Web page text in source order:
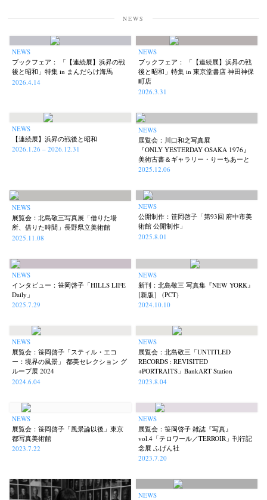
NEWS
NEWS
ブックフェア： 「【連続展】浜昇の戦
後と昭和」特集 in まんだらけ海馬
2026.4.14
NEWS
ブックフェア： 「【連続展】浜昇の戦
後と昭和」特集 in 東京堂書店 神田神保
町店
2026.3.31
NEWS
【連続展】浜昇の戦後と昭和
2026.1.26 – 2026.12.31
NEWS
展覧会：川口和之写真展
『ONLY YESTERDAY OSAKA 1976』
美術古書＆ギャラリー・りーちあーと
2025.12.06
NEWS
展覧会：北島敬三写真展「借りた場
所、借りた時間」長野県立美術館
2025.11.08
NEWS
公開制作：笹岡啓子「第93回 府中市美
術館 公開制作」
2025.8.01
NEWS
インタビュー：笹岡啓子「HILLS LIFE
Daily」
2025.7.29
NEWS
新刊：北島敬三 写真集『NEW YORK』
[新版］ (PCT)
2024.10.10
NEWS
展覧会：笹岡啓子「スティル・エコ
ー：境界の風景」 都美セレクション グ
ループ展 2024
2024.6.04
NEWS
展覧会：北島敬三「UNTITLED
RECORDS : REVISITED
+PORTRAITS」BankART Station
2023.8.04
NEWS
展覧会：笹岡啓子「風景論以後」東京
都写真美術館
2023.7.22
NEWS
展覧会：笹岡啓子 雑誌『写真』
vol.4「テロワール／TERROIR」刊行記
念展 ふげん社
2023.7.20
NEWS